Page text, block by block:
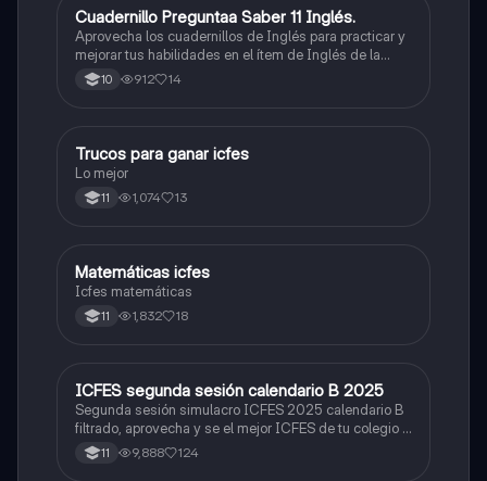
ICFES: Inglés
Cuadernillo Preguntaa Saber 11 Inglés.
Aprovecha los cuadernillos de Inglés para practicar y
mejorar tus habilidades en el ítem de Inglés de la
Prueba Saber 11. 🫡
10 912 14
Química
Trucos para ganar icfes
Lo mejor
11 1,074 13
ICFES: Matemáticas
Matemáticas icfes
Icfes matemáticas
11 1,832 18
ICFES: Lectura Crítica
ICFES segunda sesión calendario B 2025
Segunda sesión simulacro ICFES 2025 calendario B
filtrado, aprovecha y se el mejor ICFES de tu colegio y
poder ingresar a universidad, y estudiar aquella
carrera con la que tanto sueñas.
11 9,888 124